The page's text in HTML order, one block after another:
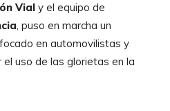
Vial y el equipo de
, puso en marcha un
en automovilistas y
uso de las glorietas en la